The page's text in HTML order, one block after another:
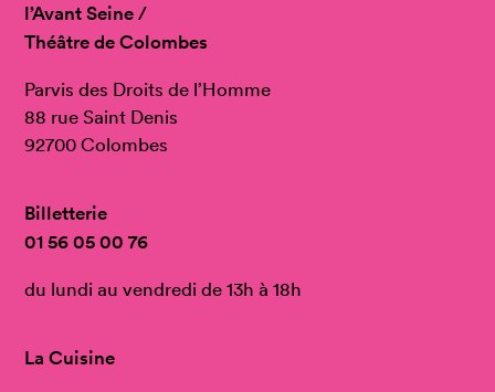
l’Avant Seine /
Théâtre de Colombes
Parvis des Droits de l’Homme
88 rue Saint Denis
92700 Colombes
Billetterie
01 56 05 00 76
du lundi au vendredi de 13h à 18h
La Cuisine